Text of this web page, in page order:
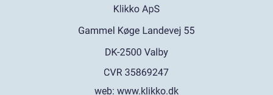
web: www.klikko.dk